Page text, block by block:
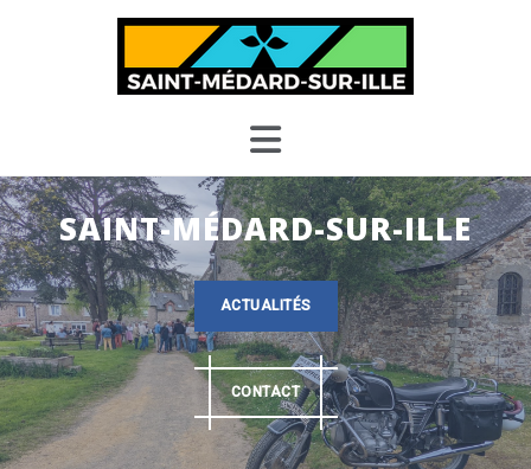
SAINT-MÉDARD-SUR-ILLE
ACTUALITÉS
CONTACT